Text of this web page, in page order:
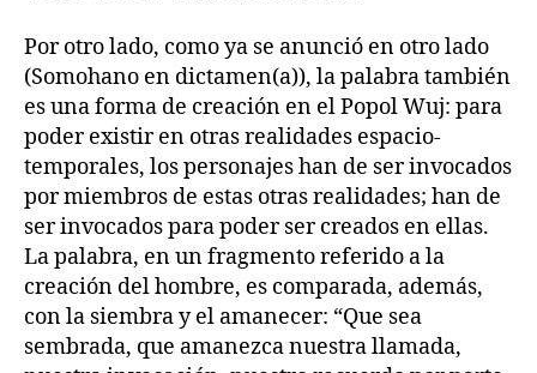
Por otro lado, como ya se anunció en otro lado
(Somohano en dictamen(a)), la palabra también
es una forma de creación en el Popol Wuj: para
poder existir en otras realidades espacio-
temporales, los personajes han de ser invocados
por miembros de estas otras realidades; han de
ser invocados para poder ser creados en ellas.
La palabra, en un fragmento referido a la
creación del hombre, es comparada, además,
con la siembra y el amanecer: “Que sea
sembrada, que amanezca nuestra llamada,